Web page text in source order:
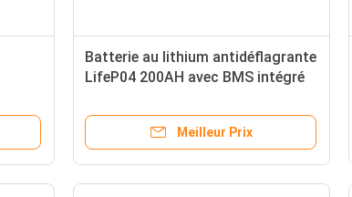
Batterie au lithium antidéflagrante
LifeP04 200AH avec BMS intégré
Meilleur Prix